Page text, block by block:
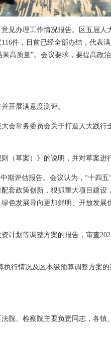
见办理工作情况报告。区五届
件，目前已经全部办结，代表
高质量”。会议要求，要提高政
开展满意度测评。
会常务委员会关于打造人大践
（草案）》的说明，并对草案进
期评估报告。会议认为，“十四
套政策创新，狠抓重大项目建
色发展导向更加鲜明、开放发展
计划等调整方案的报告，审查
执行情况及区本级预算调整方案
院、检察院主要负责同志，各